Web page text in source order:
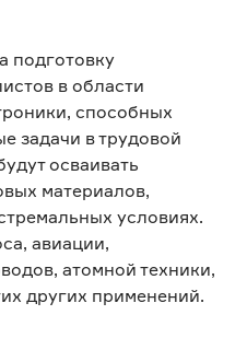
подготовку
в области
способных
задачи в трудовой
осваивать
материалов,
условиях.
авиации,
атомной техники,
других применений.